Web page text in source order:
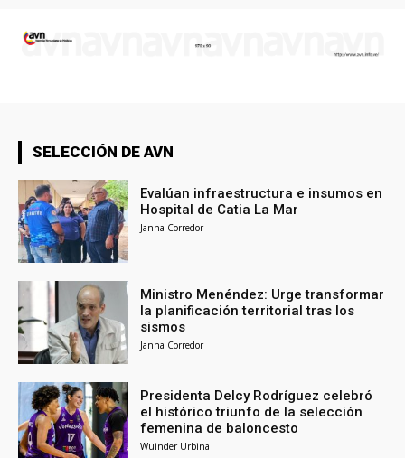
SELECCIÓN DE AVN
Evalúan infraestructura e insumos en
Hospital de Catia La Mar
Janna Corredor
Ministro Menéndez: Urge transformar
la planificación territorial tras los
sismos
Janna Corredor
Presidenta Delcy Rodríguez celebró
el histórico triunfo de la selección
femenina de baloncesto
Wuinder Urbina